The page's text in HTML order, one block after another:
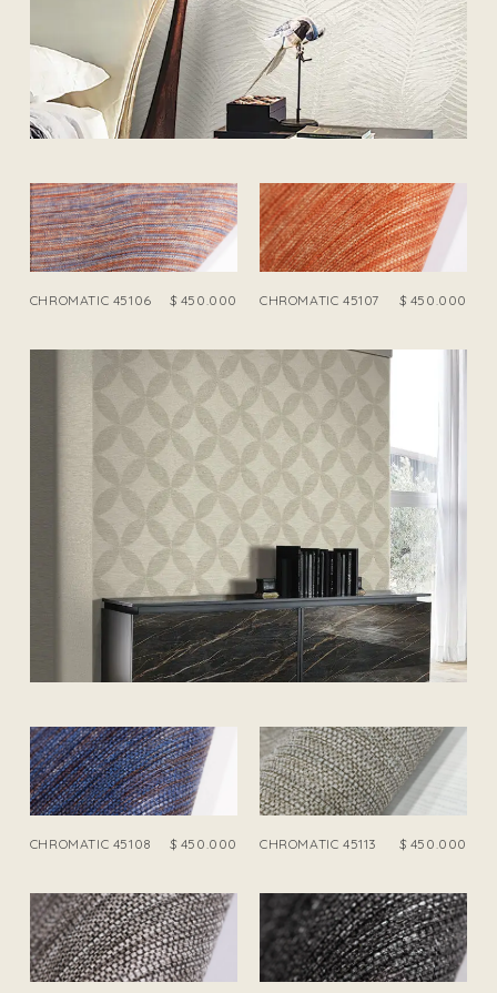
CHROMATIC 45106 $450.000 CHROMATIC 45107 $450.000
CHROMATIC 45108 $450.000 CHROMATIC 45113 $450.000